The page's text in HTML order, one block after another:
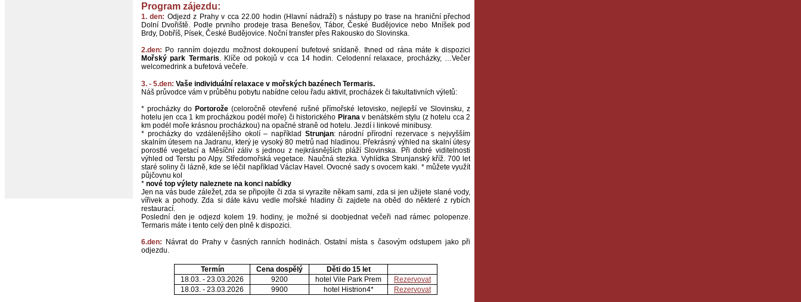
Program zájezdu:
1. den: Odjezd z Prahy v cca 22.00 hodin (Hlavní nádraží) s nástupy po trase na hraniční přechod
Dolní Dvořiště. Podle prvního prodeje trasa Benešov, Tábor, České Budějovice nebo Mníšek pod
Brdy, Dobříš, Písek, České Budějovice. Noční transfer přes Rakousko do Slovinska.
2.den: Po ranním dojezdu možnost dokoupení bufetové snídaně. Ihned od rána máte k dispozici
Mořský park Termaris. Klíče od pokojů v cca 14 hodin. Celodenní relaxace, procházky, …Večer
welcomedrink a bufetová večeře.
3. - 5.den: Vaše individuální relaxace v mořských bazénech Termaris.
Náš průvodce vám v průběhu pobytu nabídne celou řadu aktivit, procházek či fakultativních výletů:
* procházky doPortorože (celoročně otevřené rušné přímořské letovisko, nejlepší ve Slovinsku, z
hotelu jen cca 1 km procházkou podél moře) či historického Piranav benátském stylu (z hotelu cca 2
km podél moře krásnou procházkou) na opačné straně od hotelu. Jezdí i linkové minibusy.
* procházky do vzdálenějšího okolí – například Strunjan: národní přírodní rezervace s nejvyšším
skalním útesem na Jadranu, který je vysoký 80 metrů nad hladinou. Překrásný výhled na skalní útesy
porostlé vegetací a Měsíční záliv s jednou z nejkrásnějších pláží Slovinska. Při dobré viditelnosti
výhled od Terstu po Alpy. Středomořská vegetace. Naučná stezka. Vyhlídka Strunjanský kříž. 700 let
staré soliny či lázně, kde se léčil například Václav Havel. Ovocné sady s ovocem kaki. * můžete využít
půjčovnu kol
* nové top výlety naleznete na konci nabídky
Jen na vás bude záležet, zda se připojíte či zda si vyrazíte někam sami, zda si jen užijete slané vody,
vířivek a pohody. Zda si dáte kávu vedle mořské hladiny či zajdete na oběd do některé z rybích
restaurací.
Poslední den je odjezd kolem 19. hodiny, je možné si doobjednat večeři nad rámec polopenze.
Termaris máte i tento celý den plně k dispozici.
6.den: Návrat do Prahy v časných ranních hodinách. Ostatní místa s časovým odstupem jako při
odjezdu.
Termín Cena dospělý
Děti do 15 let
18.03. - 23.03.2026
9200 hotel Vile Park Prem
Rezervovat
18.03. - 23.03.2026
9900 hotel Histrion4* Rezervovat